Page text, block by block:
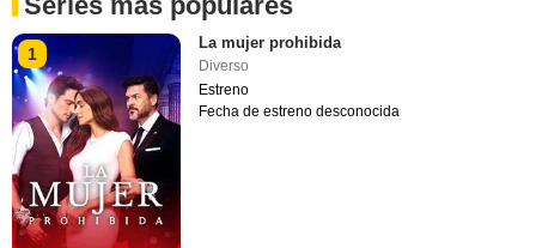
1
La mujer prohibida
Diverso
Estreno
Fecha de estreno desconocida